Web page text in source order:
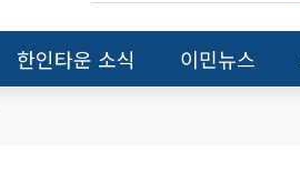
한인타운 소식 이민뉴스